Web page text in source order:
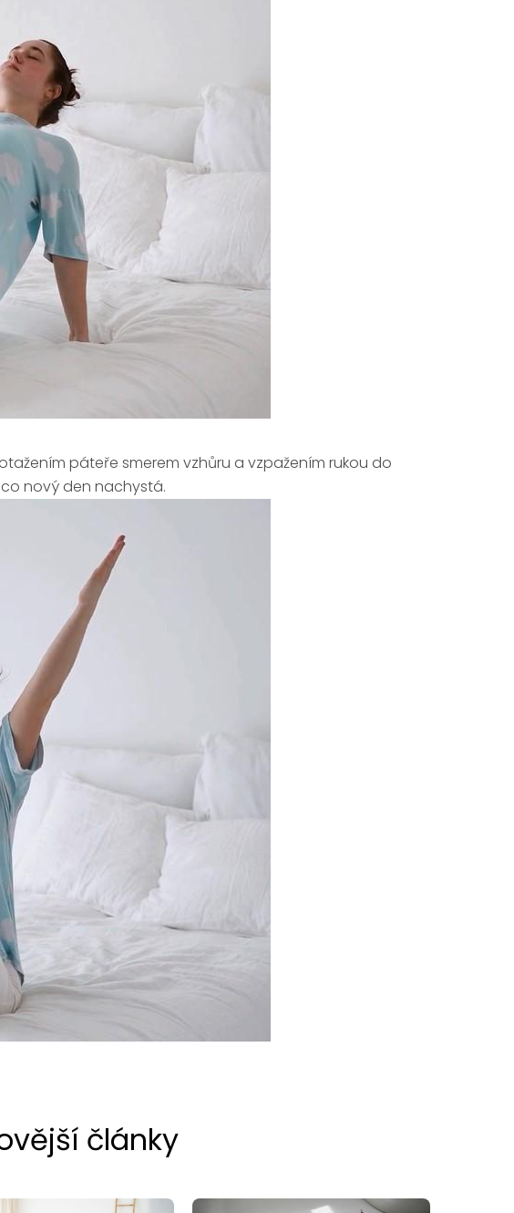
páteře smerem vzhůru a vzpažením rukou do
nový den nachystá.
články